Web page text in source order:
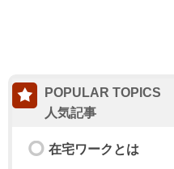
POPULAR TOPICS
在宅ワークとは